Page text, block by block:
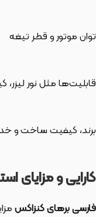
توان موتور و قطر تیغه
قابلیت‌ها مثل نور
برند، کیفیت ساخت و
کارایی و مزایای
فارسی برهای کنزاکس